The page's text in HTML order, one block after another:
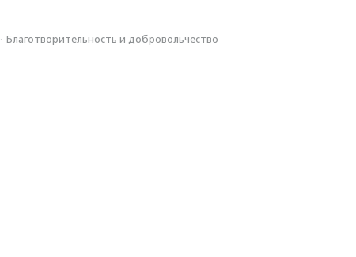
· Благотвори­тель­ность и доброволь­чест­во